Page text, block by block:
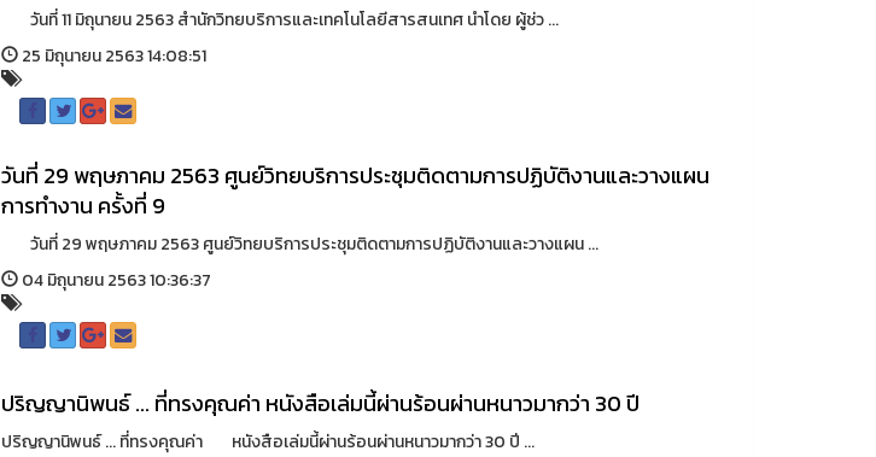
วันที่ 11 มิถุนายน 2563 สำนักวิทยบริการและเทคโนโลยีสารสนเทศ นำโดย ผู้ช่ว ...
25 มิถุนายน 2563 14:08:51
วันที่ 29 พฤษภาคม 2563 ศูนย์วิทยบริการประชุมติดตามการปฏิบัติงานและวางแผน
การทำงาน ครั้งที่ 9
วันที่ 29 พฤษภาคม 2563 ศูนย์วิทยบริการประชุมติดตามการปฏิบัติงานและวางแผน ...
04 มิถุนายน 2563 10:36:37
ปริญญานิพนธ์ ... ที่ทรงคุณค่า หนังสือเล่มนี้ผ่านร้อนผ่านหนาวมากว่า 30 ปี
ปริญญานิพนธ์ ... ที่ทรงคุณค่า หนังสือเล่มนี้ผ่านร้อนผ่านหนาวมากว่า 30 ปี ...